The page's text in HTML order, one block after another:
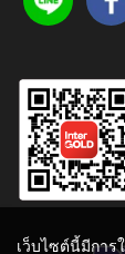
เว็บไซต์นี้มีการ